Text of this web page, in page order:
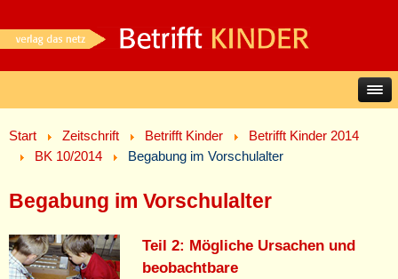
Start Zeitschrift Betrifft Kinder
Betrifft Kinder 2014
BK 10/2014
Begabung im Vorschulalter
Begabung im Vorschulalter
Teil 2: Mögliche Ursachen und
beobachtbare